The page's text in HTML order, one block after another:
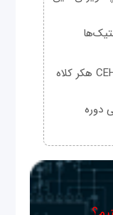
ماهنامه شبکه منتشر کرد: کتاب CEH هکر کلاه
دوره